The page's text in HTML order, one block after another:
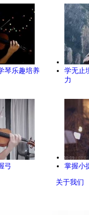
琴乐趣培养
学无止
力
弓 掌握小
关于我们